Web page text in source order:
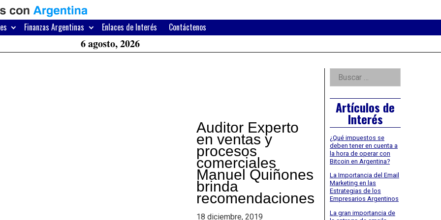
Area
Finanzas Argentinas Enlaces de Interés Contáctenos
6 agosto, 2026
Auditor Experto
en ventas y
procesos
comerciales
Manuel Quiñones
brinda
recomendaciones
18 diciembre, 2019
Right
Asides
Buscar:
Artículos de
Interés
¿Qué impuestos se
deben tener en cuenta a
la hora de operar con
Bitcoin en Argentina?
La Importancia del Email
Marketing en las
Estrategias de los
Empresarios Argentinos
La gran importancia de